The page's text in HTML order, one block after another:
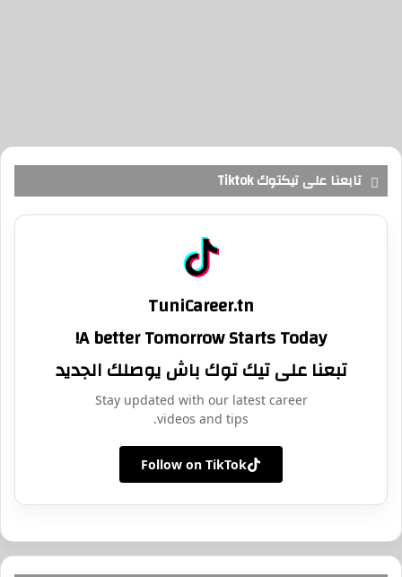
تابعنا على تيكتوك Tiktok
TuniCareer.tn
A better Tomorrow Starts Today!
تبعنا على تيك توك باش يوصلك الجديد
Stay updated with our latest career
videos and tips.
Follow on TikTok